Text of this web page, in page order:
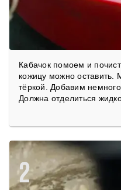
Кабачок помоем и
кожицу можно оставить.
тёркой. Добавим
Должна отделиться
2